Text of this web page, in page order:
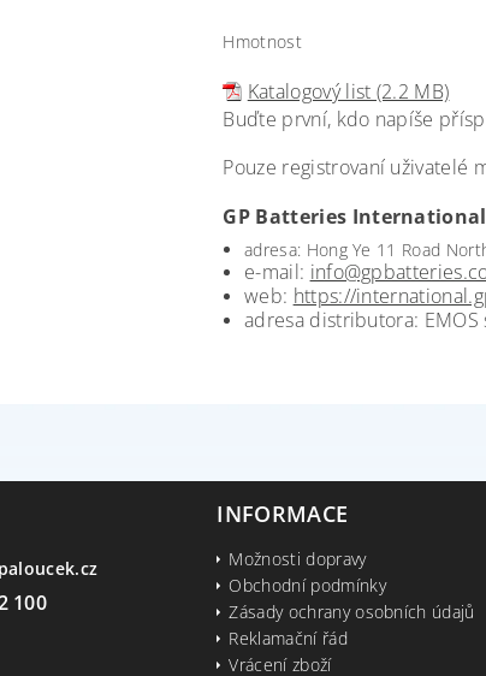
Hmotnost
Katalogový list (2.2 MB)
Buďte první, kdo napíše
Pouze registrovaní uživatelé
GP Batteries
adresa: Hong Ye 11 Road
e-mail:
web: https://
adresa distributora:
100
INFORMACE
Možnosti dopravy
Obchodní podmínky
Zásady ochrany osobních údajů
Reklamační řád
Vrácení zboží